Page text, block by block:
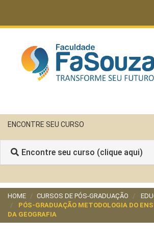
ENCONTRE SEU CURSO
Encontre seu curso (clique aqui)
HOME CURSOS DE PÓS-GRADUAÇÃO
PÓS-GRADUAÇÃO METODOLOGIA DO
DA GEOGRAFIA